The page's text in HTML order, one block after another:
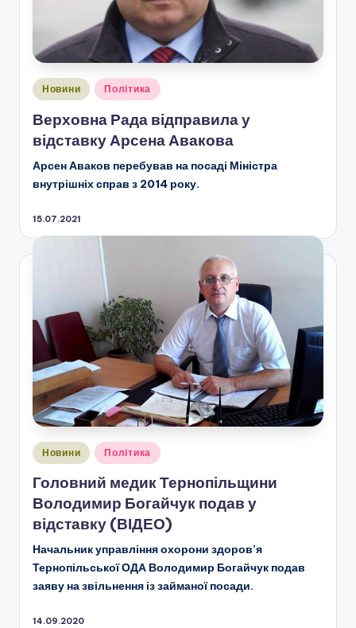
Опубліковано
Новини Політика
Верховна Рада відправила у
відставку Арсена Авакова
Арсен Аваков перебував на посаді Міністра
внутрішніх справ з 2014 року.
15.07.2021
Опубліковано
Новини Політика
Головний медик Тернопільщини
Володимир Богайчук подав у
відставку (ВІДЕО)
Начальник управління охорони здоров’я
Тернопільської ОДА Володимир Богайчук подав
заяву на звільнення із займаної посади.
14.09.2020